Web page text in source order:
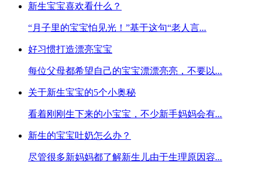
新生宝宝喜欢看什么？
“月子里的宝宝怕见光！”基于这句“老人言...
好习惯打造漂亮宝宝
每位父母都希望自己的宝宝漂漂亮亮，不要以...
关于新生宝宝的5个小奥秘
看着刚刚生下来的小宝宝，不少新手妈妈会有...
新生的宝宝吐奶怎么办？
尽管很多新妈妈都了解新生儿由于生理原因容...